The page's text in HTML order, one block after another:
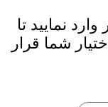
نمایید تا
شما قرار